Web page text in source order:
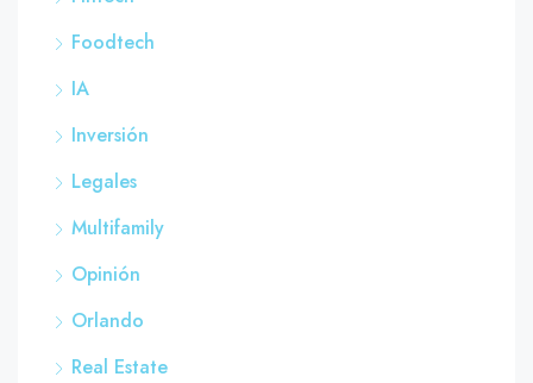
Foodtech
IA
Inversión
Legales
Multifamily
Opinión
Orlando
Real Estate